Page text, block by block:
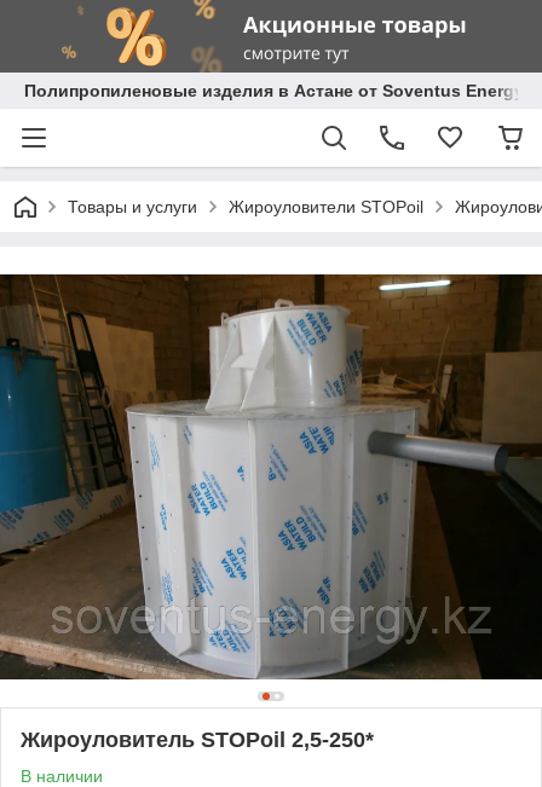
Полипропиленовые изделия в Астане от Soventus Energy
Товары и услуги Жироуловители STOPoil
Жироуловитель STOPoil 2,5-250*
В наличии